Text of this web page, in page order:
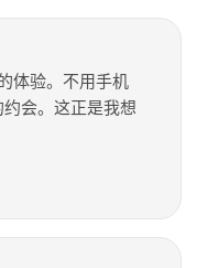
体验。不用手机
会。这正是我想